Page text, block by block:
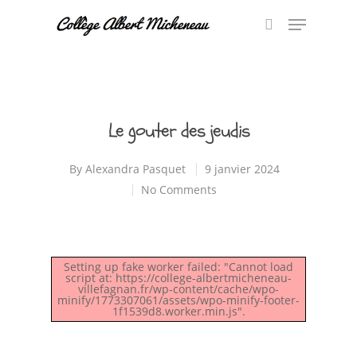
Le gouter des jeudis
By Alexandra Pasquet
9 janvier 2024
No Comments
Setting up fake worker failed: "Cannot load
script at: https://college-albertmicheneau-
villefagnan.fr/wp-content/cache/wpo-
minify/1773307061/assets/wpo-minify-footer-
1f1539d8.worker.min.js".